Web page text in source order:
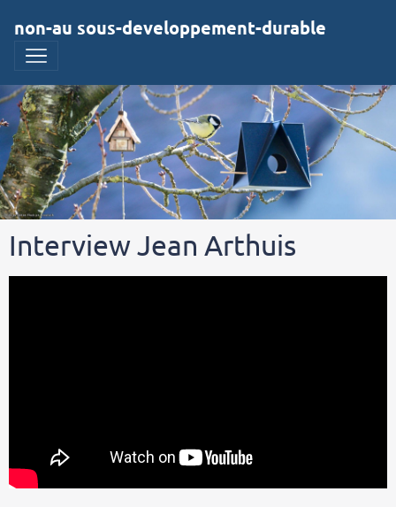
non-au sous-developpement-durable
Interview Jean Arthuis